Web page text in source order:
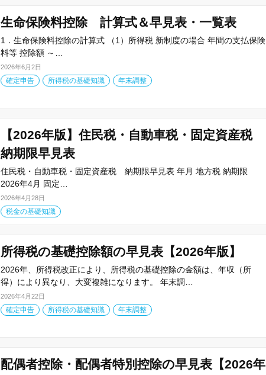
生命保険料控除 計算式＆早見表・一覧表
1．生命保険料控除の計算式 （1）所得税 新制度の場合 年間の支払保険
料等 控除額 ～…
2026年6月2日
確定申告 所得税の基礎知識 年末調整
【2026年版】住民税・自動車税・固定資産税
納期限早見表
住民税・自動車税・固定資産税 納期限早見表 年月 地方税 納期限
2026年4月 固定…
2026年4月28日
税金の基礎知識
所得税の基礎控除額の早見表【2026年版】
2026年、所得税改正により、所得税の基礎控除の金額は、年収（所
得）により異なり、大変複雑になります。 年末調…
2026年4月22日
確定申告 所得税の基礎知識 年末調整
配偶者控除・配偶者特別控除の早見表【2026年